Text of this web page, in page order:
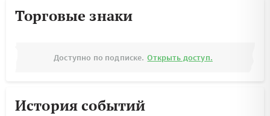
Торговые знаки
Доступно по подписке. Открыть доступ.
История событий